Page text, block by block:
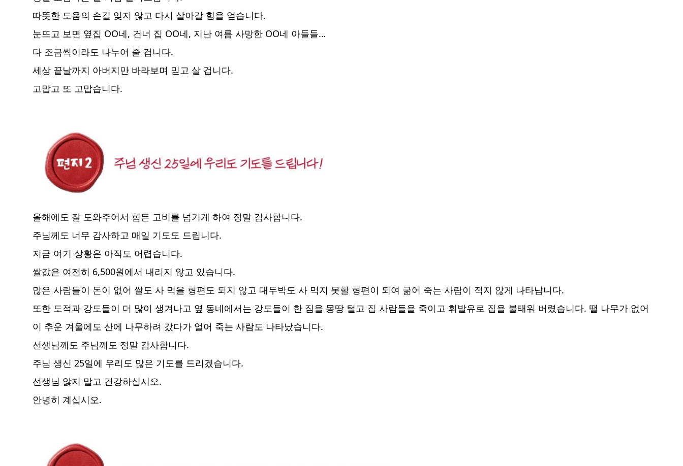
따뜻한 도움의 손길 잊지 않고 다시 살아갈 힘을 얻습니다.
눈뜨고 보면 옆집 OO네, 건너 집 OO네, 지난 여름 사망한 OO네 아들들…
다 조금씩이라도 나누어 줄 겁니다.
세상 끝날까지 아버지만 바라보며 믿고 살 겁니다.
고맙고 또 고맙습니다.
올해에도 잘 도와주어서 힘든 고비를 넘기게 하여 정말 감사합니다.
주님께도 너무 감사하고 매일 기도도 드립니다.
지금 여기 상황은 아직도 어렵습니다.
쌀값은 여전히 6,500원에서 내리지 않고 있습니다.
많은 사람들이 돈이 없어 쌀도 사 먹을 형편도 되지 않고 대두박도 사 먹지 못할 형편이 되여 굶어 죽는 사람이 적지 않게 나타납니다.
또한 도적과 강도들이 더 많이 생겨나고 옆 동네에서는 강도들이 한 짐을 몽땅 털고 집 사람들을 죽이고 휘발유로 집을 불태워 버렸습니다. 땔 나무가 없어
이 추운 겨울에도 산에 나무하려 갔다가 얼어 죽는 사람도 나타났습니다.
선생님께도 주님께도 정말 감사합니다.
주님 생신 25일에 우리도 많은 기도를 드리겠습니다.
선생님 앓지 말고 건강하십시오.
안녕히 계십시오.